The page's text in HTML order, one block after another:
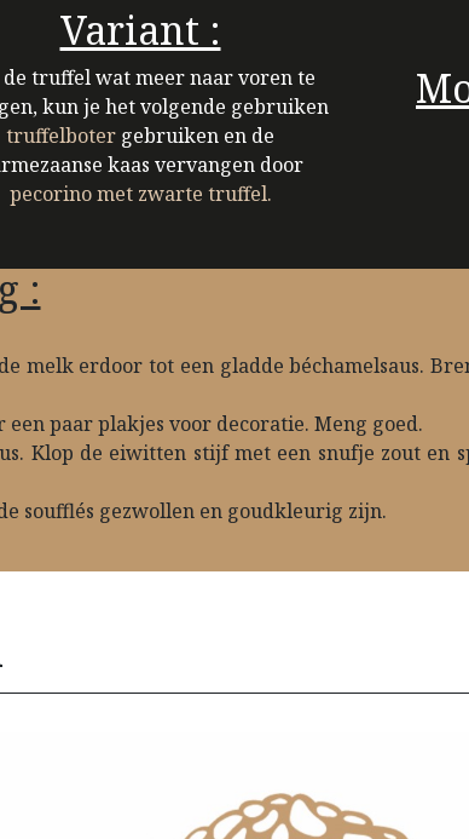
Variant :
de truffel wat meer naar voren te
kun je het volgende gebruiken
truffelboter gebruiken en de
kaas vervangen door
pecorino met zwarte truffel.
:
melk erdoor tot een gladde béchamelsaus.
paar plakjes voor decoratie. Meng goed.
Klop de eiwitten stijf met een snufje zout en
soufflés gezwollen en goudkleurig zijn.